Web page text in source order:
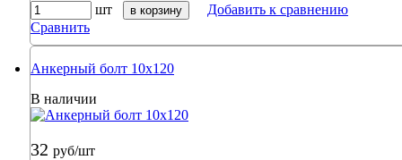
шт в корзину
Добавить к сравнению
Сравнить
Анкерный болт 10х120
В наличии
32 руб/шт